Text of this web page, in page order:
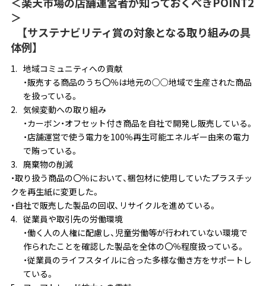
＞
【サステナビリティ賞の対象となる取り組みの具
体例】
地域コミュニティへの貢献
・販売する商品のうち〇％は地元の○○地域で生産された商品
を扱っている。
気候変動への取り組み
・カーボン・オフセット付き商品を自社で開発し販売している。
・店舗運営で使う電力を100％再生可能エネルギー由来の電力
で賄っている。
廃棄物の削減
・取り扱う商品の〇％において、梱包材に使用していたプラスチッ
クを再生紙に変更した。
・自社で販売した製品の回収、リサイクルを進めている。
従業員や取引先の労働環境
・働く人の人権に配慮し、児童労働等が行われていない環境で
作られたことを確認した製品を全体の〇％程度扱っている。
・従業員のライフスタイルに合った多様な働き方をサポートし
ている。